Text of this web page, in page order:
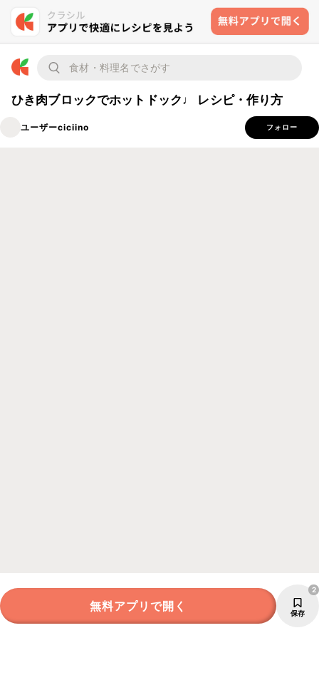
ひき肉ブロックでホットドック♩ レシピ・作り方
ユーザーciciino フォロー
無料アプリで開く 保存
2